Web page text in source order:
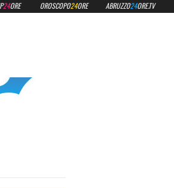
24ORE OROSCOPO24ORE ABRUZZO24ORE.TV